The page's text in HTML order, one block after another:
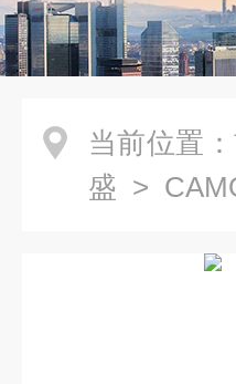
当前位置：
盛 >